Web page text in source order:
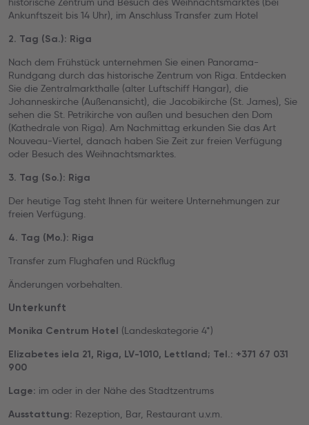
Ankunftszeit bis 14 Uhr), im Anschluss Transfer zum Hotel
2. Tag (Sa.): Riga
Nach dem Frühstück unternehmen Sie einen Panorama-
Rundgang durch das historische Zentrum von Riga. Entdecken
Sie die Zentralmarkthalle (alter Luftschiff Hangar), die
Johanneskirche (Außenansicht), die Jacobikirche (St. James), Sie
sehen die St. Petrikirche von außen und besuchen den Dom
(Kathedrale von Riga). Am Nachmittag erkunden Sie das Art
Nouveau-Viertel, danach haben Sie Zeit zur freien Verfügung
oder Besuch des Weihnachtsmarktes.
3. Tag (So.): Riga
Der heutige Tag steht Ihnen für weitere Unternehmungen zur
freien Verfügung.
4. Tag (Mo.): Riga
Transfer zum Flughafen und Rückflug
Änderungen vorbehalten.
Unterkunft
Monika Centrum Hotel (Landeskategorie 4*)
Elizabetes iela 21, Riga, LV-1010, Lettland; Tel.: +371 67 031
900
Lage: im oder in der Nähe des Stadtzentrums
Ausstattung: Rezeption, Bar, Restaurant u.v.m.